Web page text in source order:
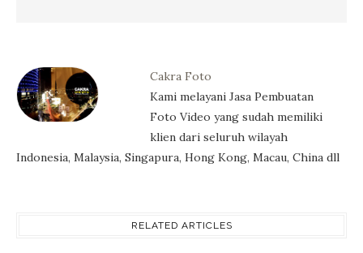
Cakra Foto
Kami melayani Jasa Pembuatan
Foto Video yang sudah memiliki
klien dari seluruh wilayah
Indonesia, Malaysia, Singapura, Hong Kong, Macau, China dll
RELATED ARTICLES